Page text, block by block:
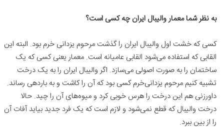
به نظر شما معمار والیبال ایران چه کسی است؟
کسی که خشت اول والیبال ایران را گذشت مرحوم یزدانی خرم بود. البته این
القابی که استفاده می‌شود القابی عامیانه است. معمار یعنی کسی که یک
ساختمان را به صورت اصولی می‌سازد. اگر والیبال ایران را به یک درخت
تشبیه کنیم مرحوم یزدانی‌خرم کسی بود که آن را کاشت و به باردهی رساند.
داورزنی هم این درخت را هرس خوبی کرد و میوه‌های آن را چید. حالا
درخت والیبال که قطع نمی‌شود و لازم است که یک فرد جدید بیاید آفات آن
را از بین ببرد.